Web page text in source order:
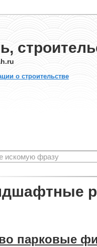
о строительстве
парковые